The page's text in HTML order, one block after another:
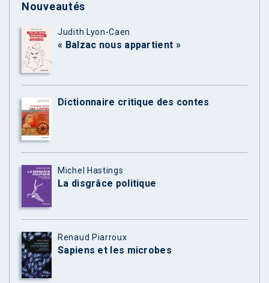
Nouveautés
Judith Lyon-Caen
« Balzac nous appartient »
Dictionnaire critique des contes
Michel Hastings
La disgrâce politique
Renaud Piarroux
Sapiens et les microbes